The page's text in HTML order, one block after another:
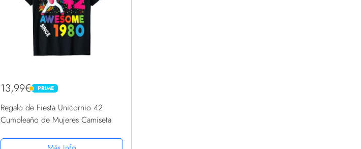
13,99€ PRIME
PRIME
Regalo de Fiesta Unicornio 42
Cumpleaño de Mujeres Camiseta